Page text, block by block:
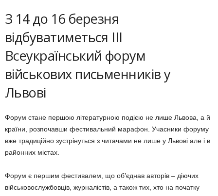
З 14 до 16 березня
відбуватиметься ІІІ
Всеукраїнський форум
військових письменників у
Львові
Форум стане першою літературною подією не лише Львова, а й
країни, розпочавши фестивальний марафон. Учасники форуму
вже традиційно зустрінуться з читачами не лише у Львові але і в
районних містах.
Форум є першим фестивалем, що об’єднав авторів – діючих
військовослужбовців, журналістів, а також тих, хто на початку